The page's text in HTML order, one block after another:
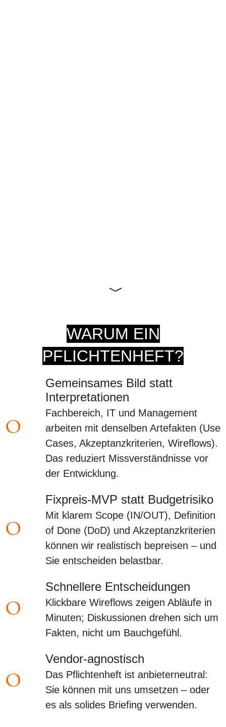
WARUM EIN
PFLICHTENHEFT?
o
Gemeinsames Bild statt
Interpretationen
Fachbereich, IT und Management
arbeiten mit denselben Artefakten (Use
Cases, Akzeptanzkriterien, Wireflows).
Das reduziert Missverständnisse vor
der Entwicklung.
o
Fixpreis-MVP statt Budgetrisiko
Mit klarem Scope (IN/OUT), Definition
of Done (DoD) und Akzeptanzkriterien
können wir realistisch bepreisen – und
Sie entscheiden belastbar.
o
Schnellere Entscheidungen
Klickbare Wireflows zeigen Abläufe in
Minuten; Diskussionen drehen sich um
Fakten, nicht um Bauchgefühl.
o
Vendor-agnostisch
Das Pflichtenheft ist anbieterneutral:
Sie können mit uns umsetzen – oder
es als solides Briefing verwenden.